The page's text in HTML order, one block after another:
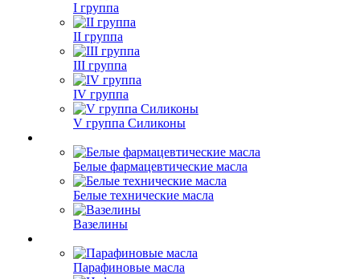
I группа
II группа
III группа
IV группа
V группа Силиконы
Белые фармацевтические масла
Белые технические масла
Вазелины
Парафиновые масла